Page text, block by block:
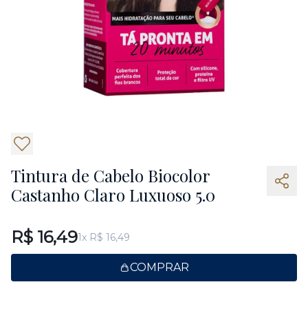
Tintura de Cabelo Biocolor
Castanho Claro Luxuoso 5.0
R$ 16,491x R$ 16,49
COMPRAR